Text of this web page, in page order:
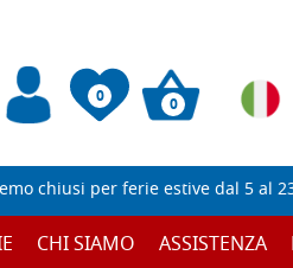
0 0
chiusi per ferie estive dal 5 al
CHI SIAMO ASSISTENZA